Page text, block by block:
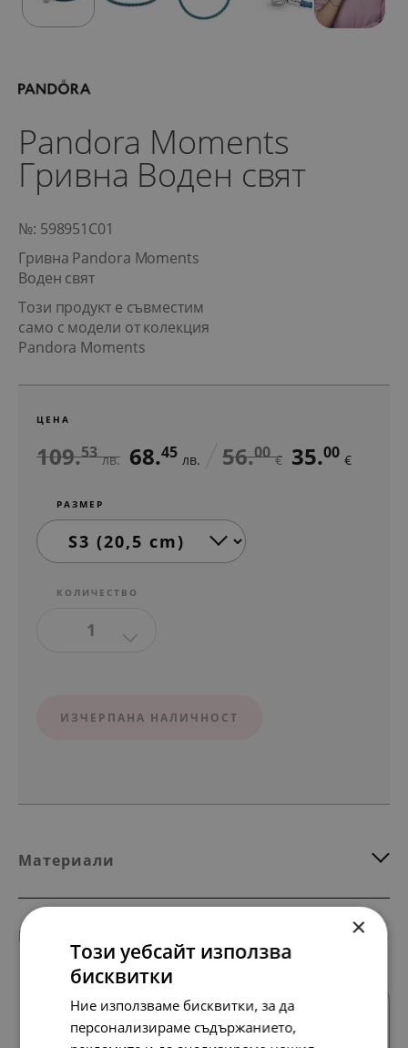
Pandora Moments
Гривна Воден свят
№: 598951C01
Гривна Pandora Moments
Воден свят
Този продукт е съвместим
само с модели от колекция
Pandora Moments
ЦЕНА
109.53 лв. 68.45 лв. 56.00 € 35.00 €
РАЗМЕР
КОЛИЧЕСТВО
1
ИЗЧЕРПАНА НАЛИЧНОСТ
Материали
Комбинирай с тези продукти ×
Този уебсайт използва
бисквитки
Ние използваме бисквитки, за да
персонализираме съдържанието,